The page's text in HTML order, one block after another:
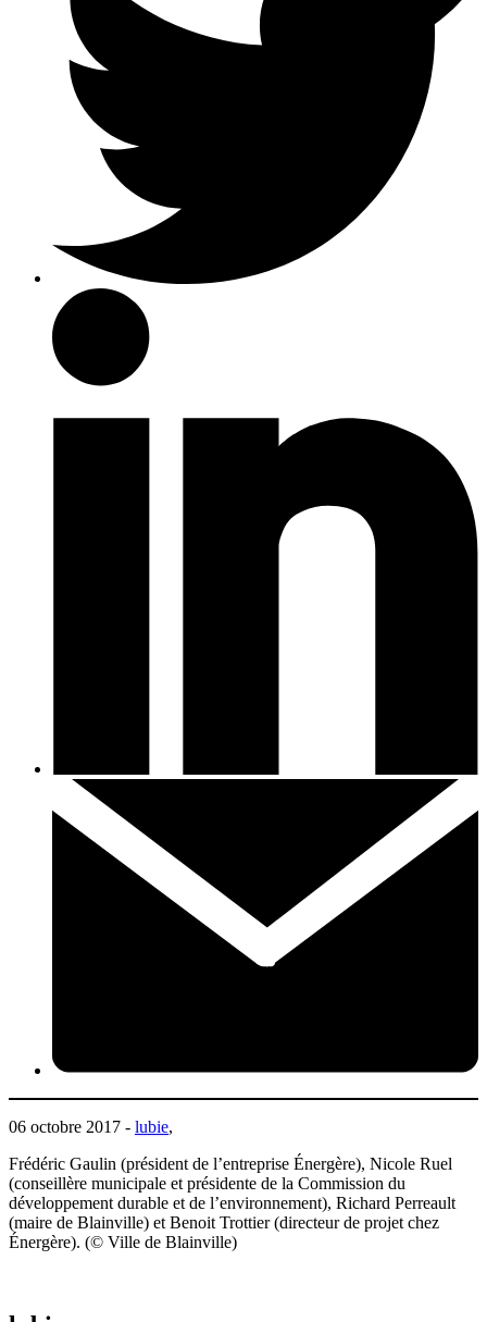
06 octobre 2017 - lubie,
Frédéric Gaulin (président de l’entreprise Énergère), Nicole Ruel
(conseillère municipale et présidente de la Commission du
développement durable et de l’environnement), Richard Perreault
(maire de Blainville) et Benoit Trottier (directeur de projet chez
Énergère). (© Ville de Blainville)